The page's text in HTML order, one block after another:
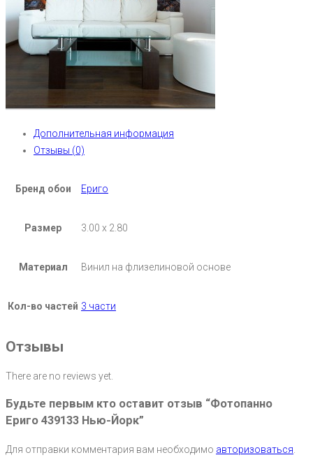
Дополнительная информация
Отзывы (0)
Бренд обои Ериго
Размер 3.00 х 2.80
Материал Винил на флизелиновой основе
Кол-во частей 3 части
Отзывы
There are no reviews yet.
Будьте первым кто оставит отзыв “Фотопанно
Ериго 439133 Нью-Йорк”
Для отправки комментария вам необходимо авторизоваться